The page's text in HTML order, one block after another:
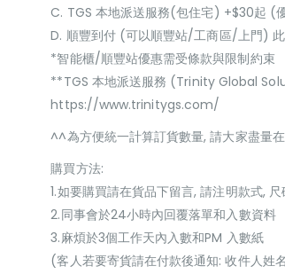
C. TGS 本地派送服務(包住宅) +$30起 (
D. 順豐到付 (可以順豐站/工商區/上門)
*智能櫃/順豐站優惠需受條款與限制約束
**TGS 本地派送服務 (Trinity Global
https://www.trinitygs.com/
^^為方便統一計算訂貨數量, 請大家盡量
購買方法:
1.如要購買請在貨品下留言, 請注明款式,
2.同事會於24小時內回覆落單和入數資料
3.麻煩於3個工作天內入數和PM 入數紙
(客人若要寄貨請在付款後通知: 收件人姓